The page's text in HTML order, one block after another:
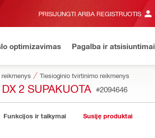
PRISIJUNGTI ARBA REGISTRUOTIS
optimizavimas Pagalba ir atsisiuntimai
reikmenys Tiesioginio tvirtinimo reikmenys
2 SUPAKUOTA #2094646
Funkcijos ir taikymai Susiję produktai